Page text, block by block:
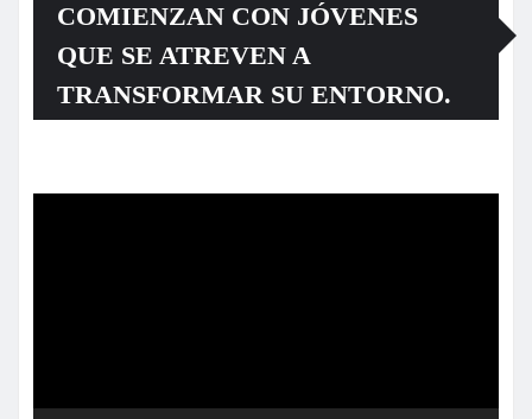
COMIENZAN CON JÓVENES
QUE SE ATREVEN A
TRANSFORMAR SU ENTORNO.